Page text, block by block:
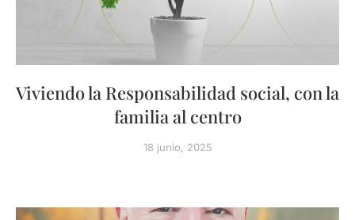
Viviendo la Responsabilidad social, con la
familia al centro
18 junio, 2025